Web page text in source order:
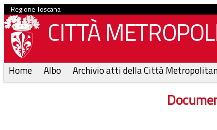
Regione Toscana
CITTÀ
Home Albo Archivio atti della Città